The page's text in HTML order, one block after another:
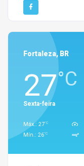
Fortaleza, BR
27°C
Sexta-feira
Máx.: 27°C
Mín.: 26°C